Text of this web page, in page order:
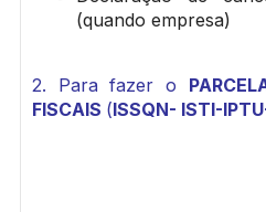
(quando empresa)
2. Para fazer o
FISCAIS (ISSQN- ISTI-